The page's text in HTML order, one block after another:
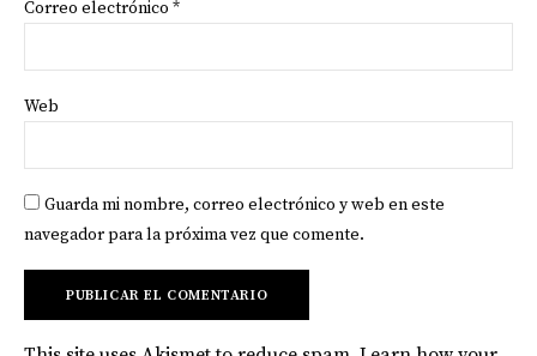
Correo electrónico *
Web
Guarda mi nombre, correo electrónico y web en este
navegador para la próxima vez que comente.